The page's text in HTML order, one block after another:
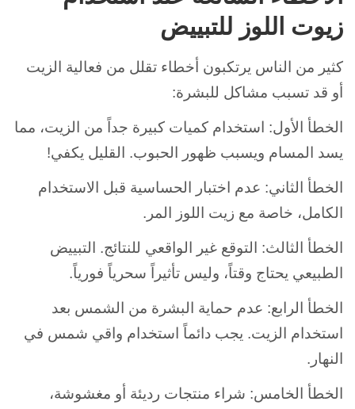
زيوت اللوز للتبييض
كثير من الناس يرتكبون أخطاء تقلل من فعالية الزيت
أو قد تسبب مشاكل للبشرة:
الخطأ الأول: استخدام كميات كبيرة جداً من الزيت، مما
يسد المسام ويسبب ظهور الحبوب. القليل يكفي!
الخطأ الثاني: عدم اختبار الحساسية قبل الاستخدام
الكامل، خاصة مع زيت اللوز المر.
الخطأ الثالث: التوقع غير الواقعي للنتائج. التبييض
الطبيعي يحتاج وقتاً، وليس تأثيراً سحرياً فورياً.
الخطأ الرابع: عدم حماية البشرة من الشمس بعد
استخدام الزيت. يجب دائماً استخدام واقي شمس في
النهار.
الخطأ الخامس: شراء منتجات رديئة أو مغشوشة،